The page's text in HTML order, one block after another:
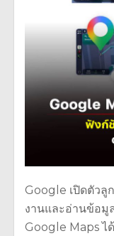
Google เปิดตัว
งานและอ่านข้อมู
Google Maps ไ